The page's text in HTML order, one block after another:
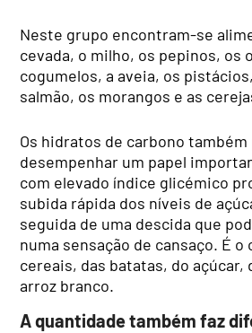
Neste grupo encontram-se
cevada, o milho, os pepinos, os
cogumelos, a aveia, os
salmão, os morangos e as
Os hidratos de carbono também
desempenhar um papel
com elevado índice glicémico
subida rápida dos níveis de
seguida de uma descida que
numa sensação de cansaço. É o
cereais, das batatas, do açúcar,
arroz branco.
A quantidade também faz